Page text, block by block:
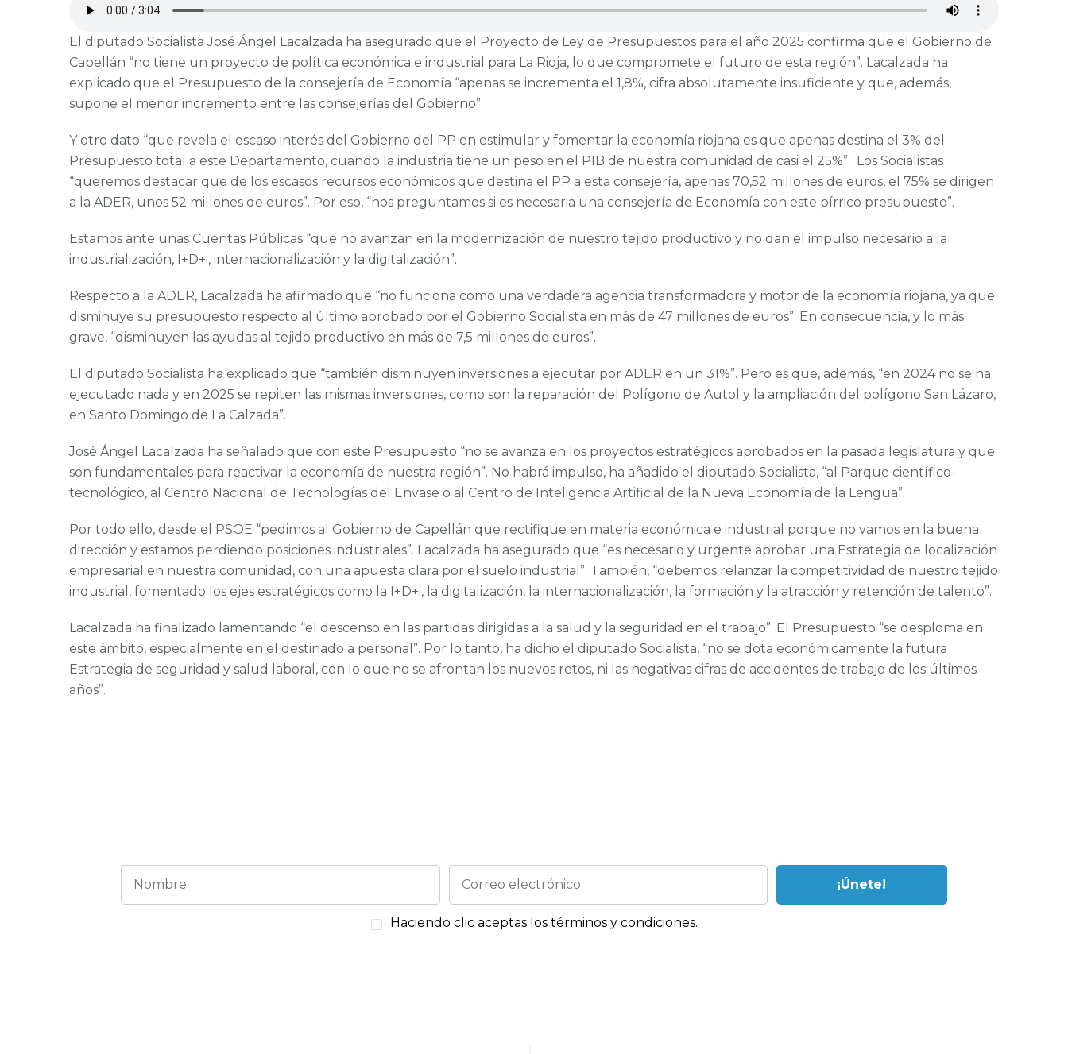
El diputado Socialista José Ángel Lacalzada ha asegurado que el Proyecto de Ley de Presupuestos para el año 2025 confirma que el Gobierno de
Capellán “no tiene un proyecto de política económica e industrial para La Rioja, lo que compromete el futuro de esta región”. Lacalzada ha
explicado que el Presupuesto de la consejería de Economía “apenas se incrementa el 1,8%, cifra absolutamente insuficiente y que, además,
supone el menor incremento entre las consejerías del Gobierno”.
Y otro dato “que revela el escaso interés del Gobierno del PP en estimular y fomentar la economía riojana es que apenas destina el 3% del
Presupuesto total a este Departamento, cuando la industria tiene un peso en el PIB de nuestra comunidad de casi el 25%”. Los Socialistas
“queremos destacar que de los escasos recursos económicos que destina el PP a esta consejería, apenas 70,52 millones de euros, el 75% se dirigen
a la ADER, unos 52 millones de euros”. Por eso, “nos preguntamos si es necesaria una consejería de Economía con este pírrico presupuesto”.
Estamos ante unas Cuentas Públicas “que no avanzan en la modernización de nuestro tejido productivo y no dan el impulso necesario a la
industrialización, I+D+i, internacionalización y la digitalización”.
Respecto a la ADER, Lacalzada ha afirmado que “no funciona como una verdadera agencia transformadora y motor de la economía riojana, ya que
disminuye su presupuesto respecto al último aprobado por el Gobierno Socialista en más de 47 millones de euros”. En consecuencia, y lo más
grave, “disminuyen las ayudas al tejido productivo en más de 7,5 millones de euros”.
El diputado Socialista ha explicado que “también disminuyen inversiones a ejecutar por ADER en un 31%”. Pero es que, además, “en 2024 no se ha
ejecutado nada y en 2025 se repiten las mismas inversiones, como son la reparación del Polígono de Autol y la ampliación del polígono San Lázaro,
en Santo Domingo de La Calzada”.
José Ángel Lacalzada ha señalado que con este Presupuesto “no se avanza en los proyectos estratégicos aprobados en la pasada legislatura y que
son fundamentales para reactivar la economía de nuestra región”. No habrá impulso, ha añadido el diputado Socialista, “al Parque científico-
tecnológico, al Centro Nacional de Tecnologías del Envase o al Centro de Inteligencia Artificial de la Nueva Economía de la Lengua”.
Por todo ello, desde el PSOE “pedimos al Gobierno de Capellán que rectifique en materia económica e industrial porque no vamos en la buena
dirección y estamos perdiendo posiciones industriales”. Lacalzada ha asegurado que “es necesario y urgente aprobar una Estrategia de localización
empresarial en nuestra comunidad, con una apuesta clara por el suelo industrial”. También, “debemos relanzar la competitividad de nuestro tejido
industrial, fomentado los ejes estratégicos como la I+D+i, la digitalización, la internacionalización, la formación y la atracción y retención de talento”.
Lacalzada ha finalizado lamentando “el descenso en las partidas dirigidas a la salud y la seguridad en el trabajo”. El Presupuesto “se desploma en
este ámbito, especialmente en el destinado a personal”. Por lo tanto, ha dicho el diputado Socialista, “no se dota económicamente la futura
Estrategia de seguridad y salud laboral, con lo que no se afrontan los nuevos retos, ni las negativas cifras de accidentes de trabajo de los últimos
años”.
Haciendo clic aceptas los términos y condiciones.